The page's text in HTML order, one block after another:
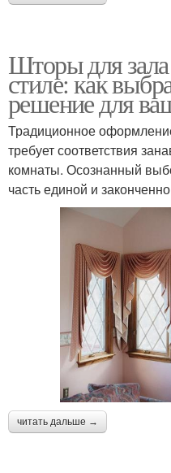
Шторы для
стиле: как
решение для
Традиционное
требует соответствия
комнаты. Осознанный
часть единой и
читать дальше →